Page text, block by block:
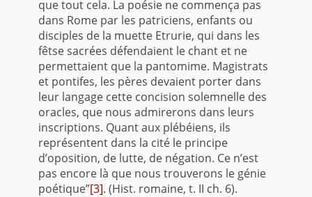
que tout cela. La poésie ne commença pas
dans Rome par les patriciens, enfants ou
disciples de la muette Etrurie, qui dans les
fêtse sacrées défendaient le chant et ne
permettaient que la pantomime. Magistrats
et pontifes, les pères devaient porter dans
leur langage cette concision solemnelle des
oracles, que nous admirerons dans leurs
inscriptions. Quant aux plébéiens, ils
représentent dans la cité le principe
d’oposition, de lutte, de négation. Ce n’est
pas encore là que nous trouverons le génie
poétique”[3]. (Hist. romaine, t. II ch. 6).